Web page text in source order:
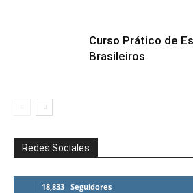
Curso Prático de
Brasileiros
Redes Sociales
18,833 Seguidores